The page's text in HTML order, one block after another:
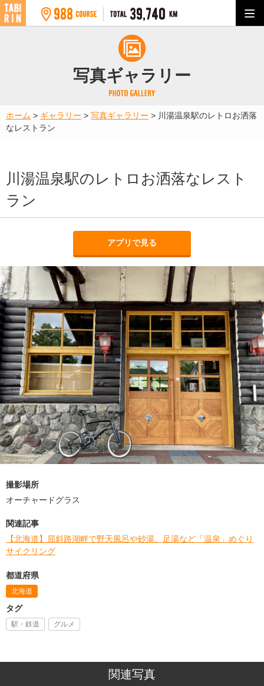
写真ギャラリー
ホーム > ギャラリー > 写真ギャラリー > 川湯温泉駅のレトロお洒落
なレストラン
川湯温泉駅のレトロお洒落なレスト
ラン
アプリで見る
撮影場所
オーチャードグラス
関連記事
【北海道】屈斜路湖畔で野天風呂や砂湯、足湯など「温泉」めぐり
サイクリング
都道府県
北海道
タグ
駅・鉄道 グルメ
関連写真